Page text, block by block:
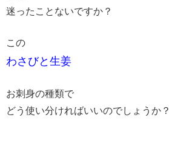
迷ったことないですか？
この
わさびと生姜
お刺身の種類で
どう使い分ければいいのでしょうか？